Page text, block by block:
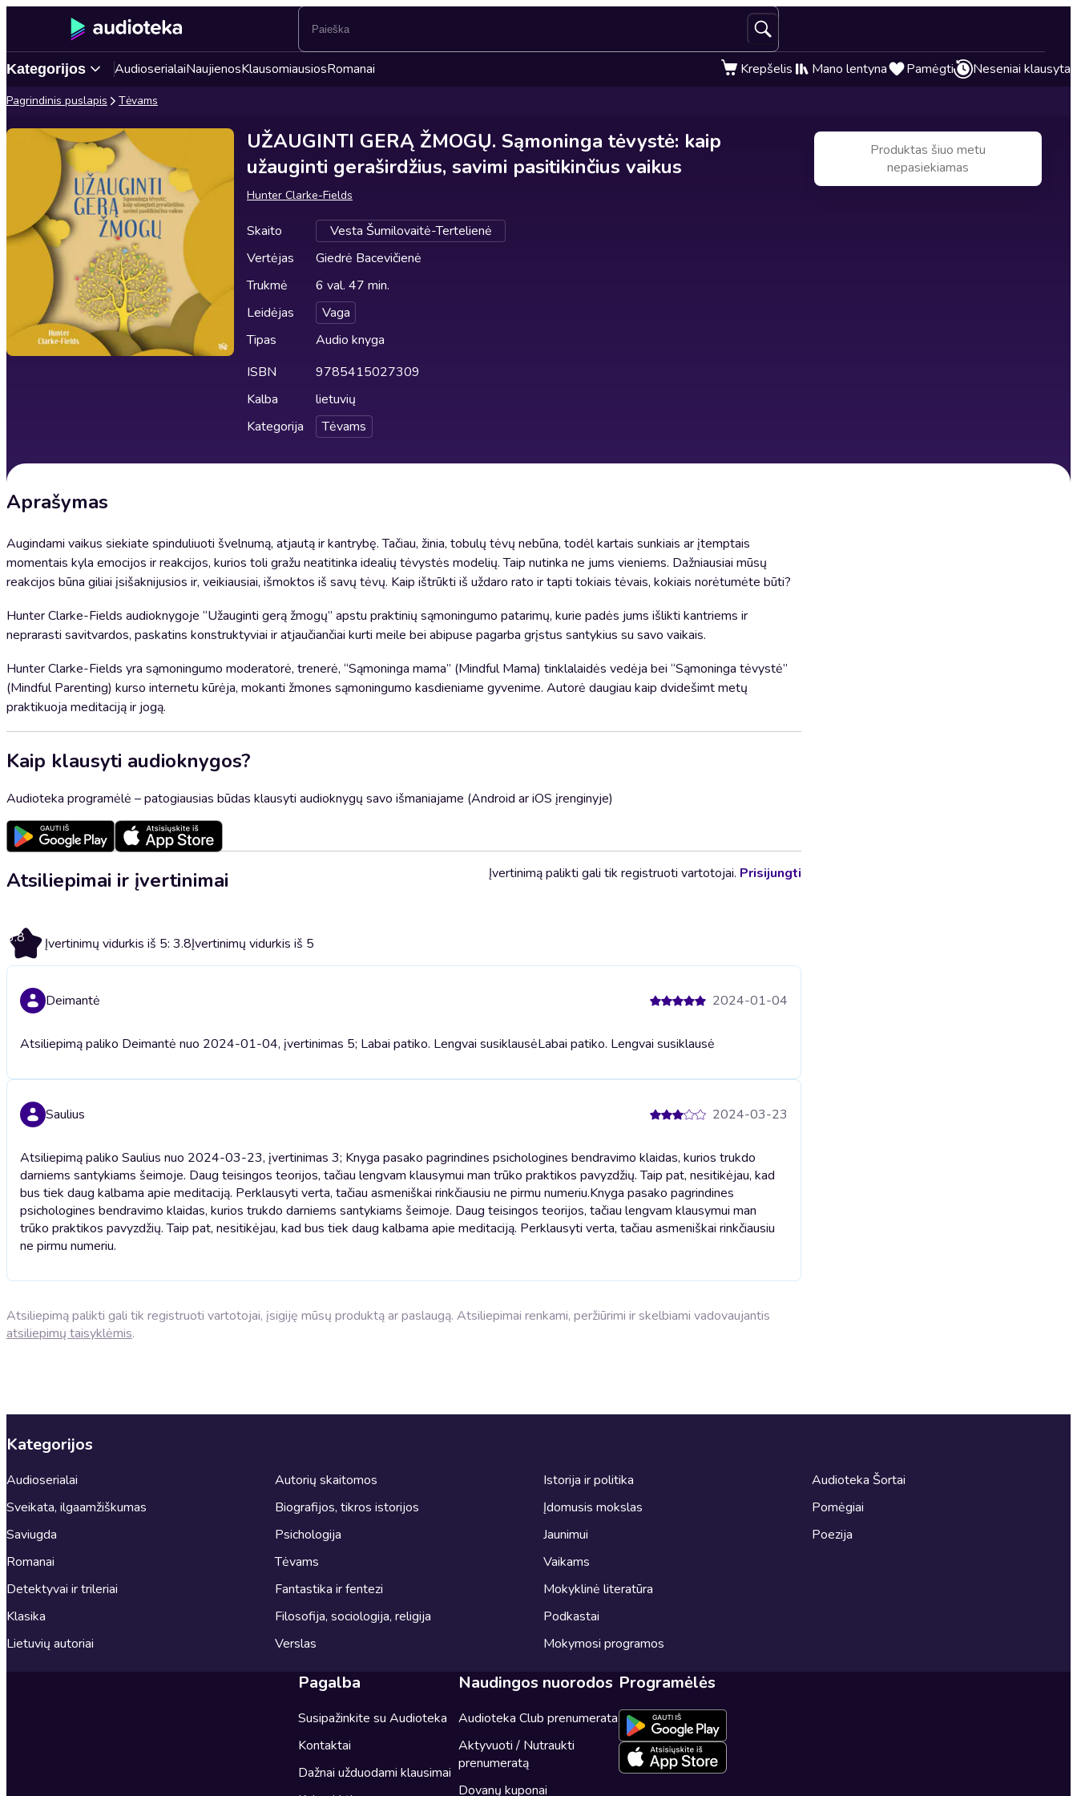
Kategorijos AudioserialaiNaujienosKlausomiausiosRomanai Krepšelis Mano lentyna Pamėgti Neseniai klausyta
Pagrindinis puslapis Tėvams
UŽAUGINTI GERĄ ŽMOGŲ. Sąmoninga tėvystė: kaip
užauginti geraširdžius, savimi pasitikinčius vaikus
Hunter Clarke-Fields
Skaito
Vesta Šumilovaitė-Tertelienė
Vertėjas
Giedrė Bacevičienė
Trukmė
6 val. 47 min.
Leidėjas
Vaga
Tipas
Audio knyga
ISBN
9785415027309
Kalba
lietuvių
Kategorija
Tėvams
Aprašymas
Augindami vaikus siekiate spinduliuoti švelnumą, atjautą ir kantrybę. Tačiau, žinia, tobulų tėvų nebūna, todėl kartais sunkiais ar įtemptais
momentais kyla emocijos ir reakcijos, kurios toli gražu neatitinka idealių tėvystės modelių. Taip nutinka ne jums vieniems. Dažniausiai mūsų
reakcijos būna giliai įsišaknijusios ir, veikiausiai, išmoktos iš savų tėvų. Kaip ištrūkti iš uždaro rato ir tapti tokiais tėvais, kokiais norėtumėte būti?
Hunter Clarke-Fields audioknygoje “Užauginti gerą žmogų” apstu praktinių sąmoningumo patarimų, kurie padės jums išlikti kantriems ir
neprarasti savitvardos, paskatins konstruktyviai ir atjaučiančiai kurti meile bei abipuse pagarba grįstus santykius su savo vaikais.
Hunter Clarke-Fields yra sąmoningumo moderatorė, trenerė, “Sąmoninga mama” (Mindful Mama) tinklalaidės vedėja bei “Sąmoninga tėvystė”
(Mindful Parenting) kurso internetu kūrėja, mokanti žmones sąmoningumo kasdieniame gyvenime. Autorė daugiau kaip dvidešimt metų
praktikuoja meditaciją ir jogą.
Kaip klausyti audioknygos?
Audioteka programėlė – patogiausias būdas klausyti audioknygų savo išmaniajame (Android ar iOS įrenginyje)
Atsiliepimai ir įvertinimai
3.8 Įvertinimų vidurkis iš 5: 3.8Įvertinimų vidurkis iš 5
Įvertinimą palikti gali tik registruoti vartotojai. Prisijungti
Deimantė 2024-01-04
Atsiliepimą paliko Deimantė nuo 2024-01-04, įvertinimas 5; Labai patiko. Lengvai susiklausėLabai patiko. Lengvai susiklausė
Saulius 2024-03-23
Atsiliepimą paliko Saulius nuo 2024-03-23, įvertinimas 3; Knyga pasako pagrindines psichologines bendravimo klaidas, kurios trukdo
darniems santykiams šeimoje. Daug teisingos teorijos, tačiau lengvam klausymui man trūko praktikos pavyzdžių. Taip pat, nesitikėjau, kad
bus tiek daug kalbama apie meditaciją. Perklausyti verta, tačiau asmeniškai rinkčiausiu ne pirmu numeriu.Knyga pasako pagrindines
psichologines bendravimo klaidas, kurios trukdo darniems santykiams šeimoje. Daug teisingos teorijos, tačiau lengvam klausymui man
trūko praktikos pavyzdžių. Taip pat, nesitikėjau, kad bus tiek daug kalbama apie meditaciją. Perklausyti verta, tačiau asmeniškai rinkčiausiu
ne pirmu numeriu.
Atsiliepimą palikti gali tik registruoti vartotojai, įsigiję mūsų produktą ar paslaugą. Atsiliepimai renkami, peržiūrimi ir skelbiami vadovaujantis
atsiliepimų taisyklėmis.
Produktas šiuo metu
nepasiekiamas
Kategorijos
Audioserialai
Sveikata, ilgaamžiškumas
Saviugda
Romanai
Detektyvai ir trileriai
Klasika
Lietuvių autoriai
Autorių skaitomos
Biografijos, tikros istorijos
Psichologija
Tėvams
Fantastika ir fentezi
Filosofija, sociologija, religija
Verslas
Istorija ir politika
Įdomusis mokslas
Jaunimui
Vaikams
Mokyklinė literatūra
Podkastai
Mokymosi programos
Audioteka Šortai
Pomėgiai
Poezija
Pagalba
Susipažinkite su Audioteka
Kontaktai
Dažnai užduodami klausimai
Naudingos nuorodos
Audioteka Club prenumerata
Aktyvuoti / Nutraukti
prenumeratą
Dovanų kuponai
Programėlės